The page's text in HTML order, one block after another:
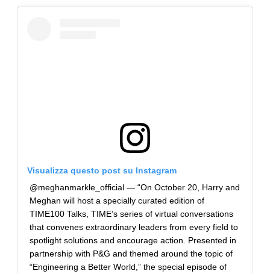
Visualizza questo post su Instagram
@meghanmarkle_official — “On October 20, Harry and
Meghan will host a specially curated edition of
TIME100 Talks, TIME’s series of virtual conversations
that convenes extraordinary leaders from every field to
spotlight solutions and encourage action. Presented in
partnership with P&G and themed around the topic of
“Engineering a Better World,” the special episode of